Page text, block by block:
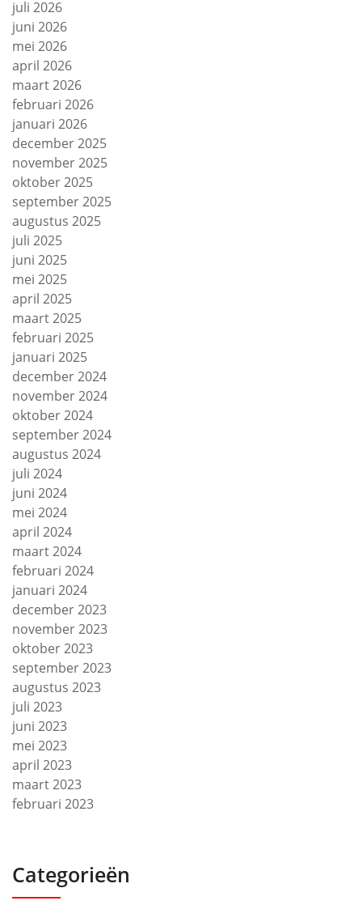
juli 2026
juni 2026
mei 2026
april 2026
maart 2026
februari 2026
januari 2026
december 2025
november 2025
oktober 2025
september 2025
augustus 2025
juli 2025
juni 2025
mei 2025
april 2025
maart 2025
februari 2025
januari 2025
december 2024
november 2024
oktober 2024
september 2024
augustus 2024
juli 2024
juni 2024
mei 2024
april 2024
maart 2024
februari 2024
januari 2024
december 2023
november 2023
oktober 2023
september 2023
augustus 2023
juli 2023
juni 2023
mei 2023
april 2023
maart 2023
februari 2023
Categorieën